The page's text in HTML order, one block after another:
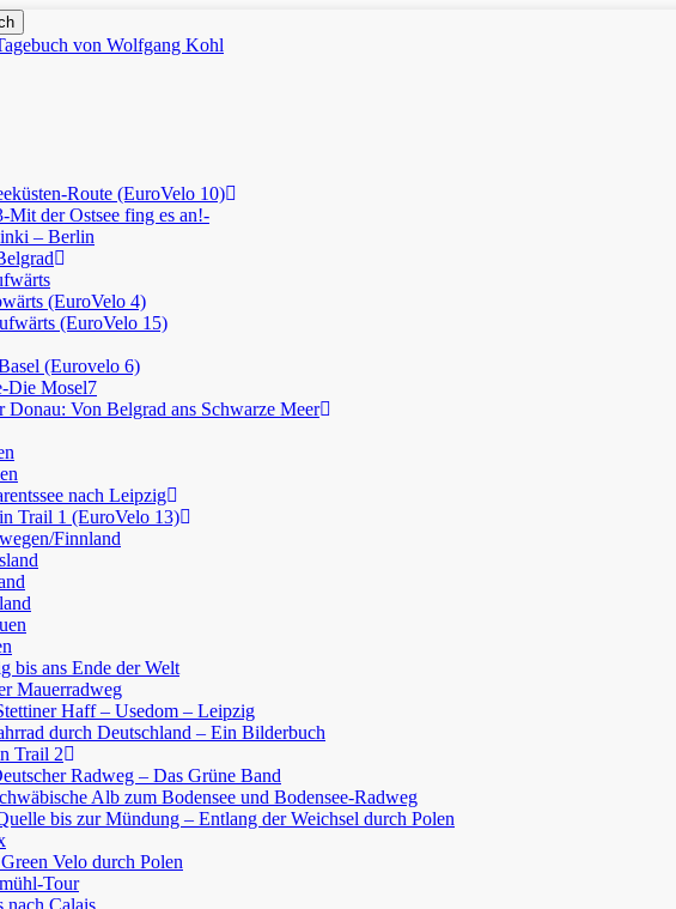
Route (EuroVelo 10)
Mit der Ostsee fing es an!-
– Berlin
(EuroVelo 4)
(EuroVelo 15)
(Eurovelo 6)
Die Mosel7
Donau: Von Belgrad ans Schwarze Meer
nach Leipzig
Trail 1 (EuroVelo 13)
Finnland
bis ans Ende der Welt
Mauerradweg
Haff – Usedom – Leipzig
durch Deutschland – Ein Bilderbuch
Trail 2
Radweg – Das Grüne Band
Alb zum Bodensee und Bodensee-Radweg
bis zur Mündung – Entlang der Weichsel durch Polen
Velo durch Polen
Tour
nach Calais